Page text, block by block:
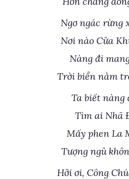
Ngơ ngác rừng
Nơi nào Cửa
Nàng đi
Trời biển nằm
Ta biết nàng
Tìm ai Nhã
Mấy phen La
Tượng ngủ
Hỡi ơi, Công